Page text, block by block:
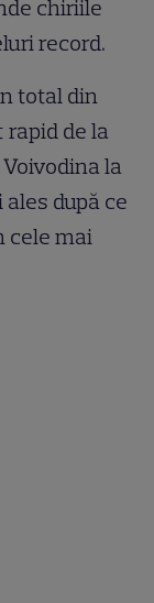
chiriile
record.
total din
rapid de la
la
după ce
cele mai